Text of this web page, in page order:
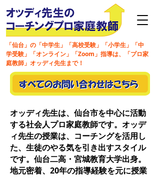
「仙台」の「中学生」「高校受験」「小学生」「中
学受験」「オンライン」「Zoom」指導は、「プロ家
庭教師」オッディ先生まで！
オッディ先生は、仙台市を中心に活動
する社会人プロ家庭教師です。オッデ
ィ先生の授業は、コーチングを活用し
た、生徒のやる気を引き出すスタイル
です。仙台二高・宮城教育大学出身。
地元密着、20年の指導経験を元に授業